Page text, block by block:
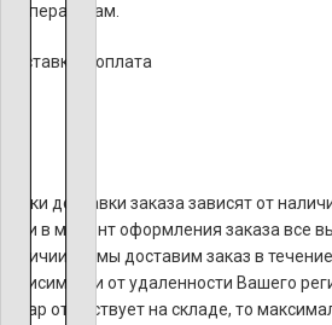
температурам.
Доставка и оплата
Сроки доставки заказа зависят от
Если в момент оформления заказа все
наличии, то мы доставим заказ в
зависимости от удаленности Вашего
товар отсутствует на складе, то